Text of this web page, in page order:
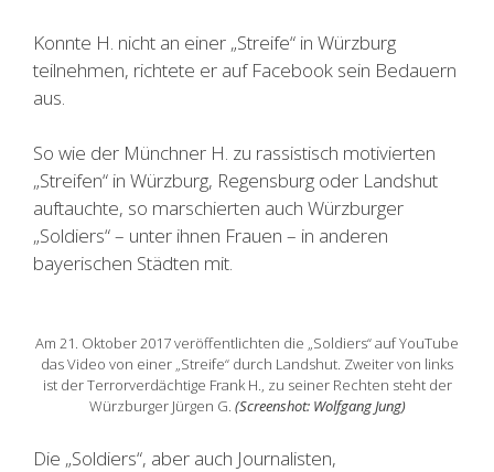
Konnte H. nicht an einer „Streife“ in Würzburg
teilnehmen, richtete er auf Facebook sein Bedauern
aus.
So wie der Münchner H. zu rassistisch motivierten
„Streifen“ in Würzburg, Regensburg oder Landshut
auftauchte, so marschierten auch Würzburger
„Soldiers“ – unter ihnen Frauen – in anderen
bayerischen Städten mit.
Am 21. Oktober 2017 veröffentlichten die „Soldiers“ auf YouTube
das Video von einer „Streife“ durch Landshut. Zweiter von links
ist der Terrorverdächtige Frank H., zu seiner Rechten steht der
Würzburger Jürgen G. (Screenshot: Wolfgang Jung)
Die „Soldiers“, aber auch Journalisten,